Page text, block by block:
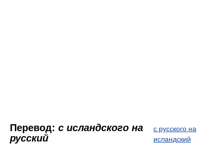
Перевод: с исландского на
русский
с русского на
исландский